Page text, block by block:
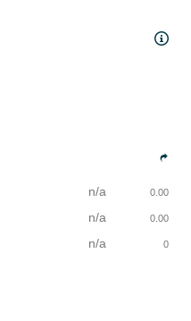
n/a 0.00
n/a 0.00
n/a 0